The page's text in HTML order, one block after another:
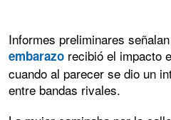
Informes preliminares
embarazo recibió el impacto
cuando al parecer se dio un
entre bandas rivales.